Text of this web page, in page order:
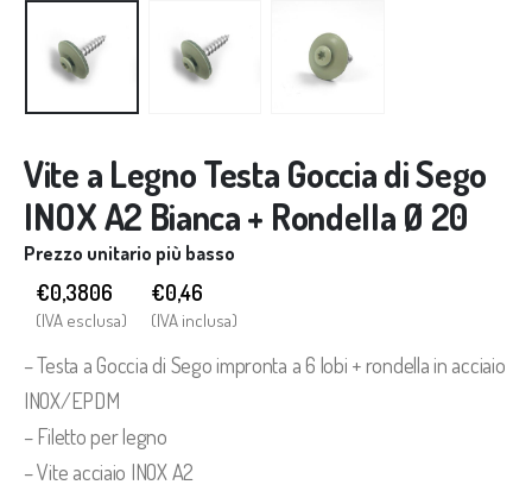
Vite a Legno Testa Goccia di Sego
INOX A2 Bianca + Rondella Ø 20
Prezzo unitario più basso
€0,3806
(IVA esclusa)
€0,46
(IVA inclusa)
– Testa a Goccia di Sego impronta a 6 lobi + rondella in acciaio
INOX/EPDM
– Filetto per legno
– Vite acciaio INOX A2